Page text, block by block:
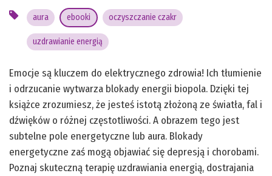
aura ebooki oczyszczanie czakr
uzdrawianie energią
Emocje są kluczem do elektrycznego zdrowia! Ich tłumienie
i odrzucanie wytwarza blokady energii biopola. Dzięki tej
książce zrozumiesz, że jesteś istotą złożoną ze światła, fal i
dźwięków o różnej częstotliwości. A obrazem tego jest
subtelne pole energetyczne lub aura. Blokady
energetyczne zaś mogą objawiać się depresją i chorobami.
Poznaj skuteczną terapię uzdrawiania energią, dostrajania